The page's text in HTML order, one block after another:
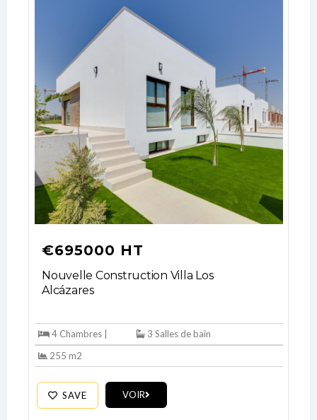
€695000 HT
Nouvelle Construction Villa Los
Alcázares
4 Chambres |
3 Salles de bain
255 m2
SAVE VOIR
Log In
Username
Password